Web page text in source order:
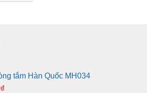
tắm Hàn Quốc MH034
₫